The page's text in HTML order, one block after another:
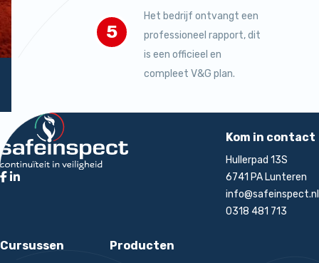
5
Het bedrijf ontvangt een
professioneel rapport, dit
is een officieel en
compleet V&G plan.
Terug naar de startpagina
Kom in contact
Hullerpad 13S
6741 PA Lunteren
info@safeinspect.nl
0318 481 713
Cursussen Producten